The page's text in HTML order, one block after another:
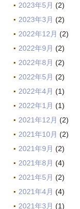
2023年5月 (2)
2023年3月 (2)
2022年12月 (2)
2022年9月 (2)
2022年8月 (2)
2022年5月 (2)
2022年4月 (1)
2022年1月 (1)
2021年12月 (2)
2021年10月 (2)
2021年9月 (2)
2021年8月 (4)
2021年5月 (2)
2021年4月 (4)
2021年3月 (1)